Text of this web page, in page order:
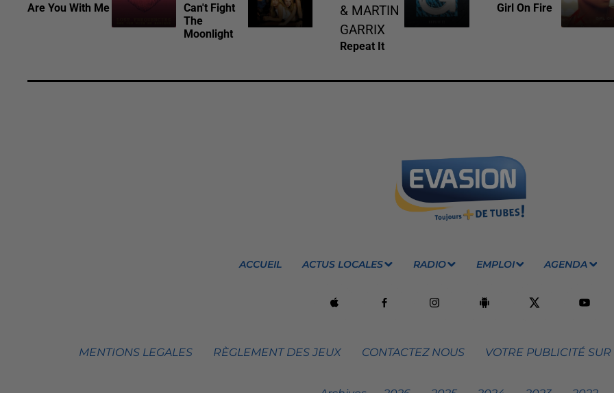
Are You With Me
Can't Fight
The
Moonlight
& MARTIN
GARRIX
Repeat It
Girl On Fire
ACCUEIL ACTUS LOCALES RADIO EMPLOI AGENDA
MENTIONS LEGALES RÈGLEMENT DES JEUX CONTACTEZ NOUS VOTRE PUBLICITÉ